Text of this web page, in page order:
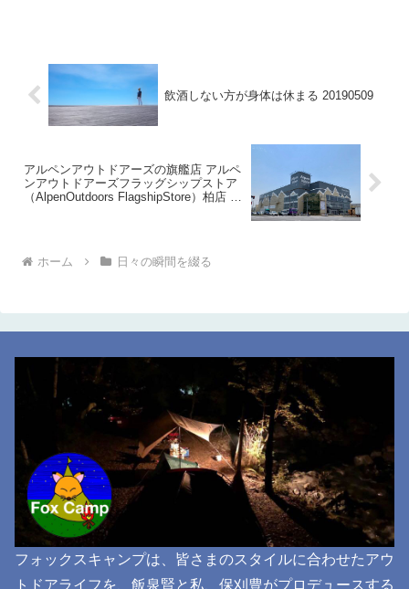
飲酒しない方が身体は休まる 20190509
アルペンアウトドアーズの旗艦店 アルペ
ンアウトドアーズフラッグシップストア
（AlpenOutdoors FlagshipStore）柏店 に
ホーム 日々の瞬間を綴る
フォックスキャンプは、皆さまのスタイルに合わせたアウ
トドアライフを、飯泉賢と私、保刈豊がプロデュースする